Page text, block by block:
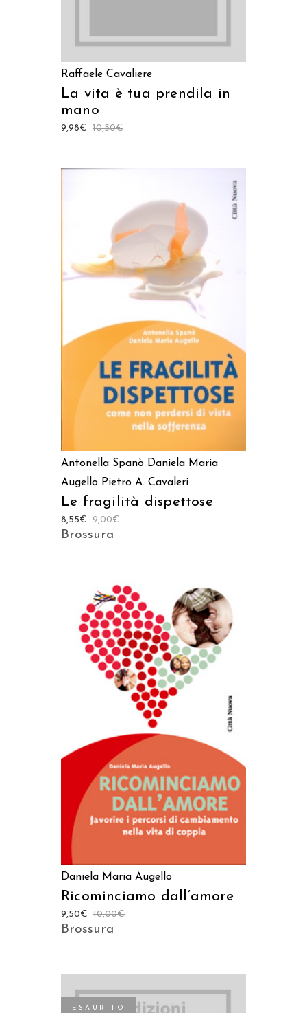
Raffaele Cavaliere
La vita è tua prendila in
mano
10,50€
9,98€
AGGIUNGI AL CARRELLO
Antonella Spanò Daniela Maria
Augello Pietro A. Cavaleri
Le fragilità dispettose
9,00€
8,55€
Brossura
AGGIUNGI AL CARRELLO
Daniela Maria Augello
Ricominciamo dall’amore
10,00€
9,50€
Brossura
ESAURITO